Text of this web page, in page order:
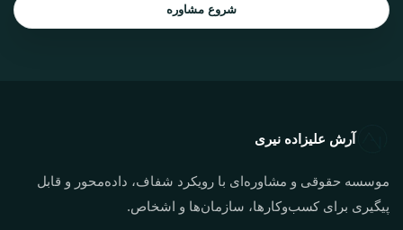
شروع مشاوره
آرش علیزاده نیری
موسسه حقوقی و مشاوره‌ای با رویکرد شفاف، داده‌محور و قابل
پیگیری برای کسب‌وکارها، سازمان‌ها و اشخاص.